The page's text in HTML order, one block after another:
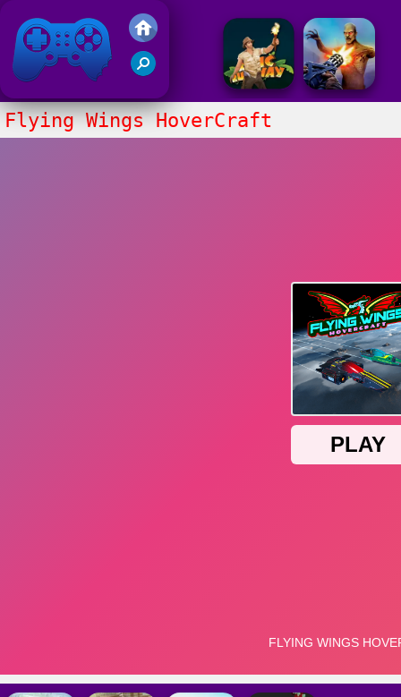
Juegos Friv 2020
Flying Wings HoverCraft